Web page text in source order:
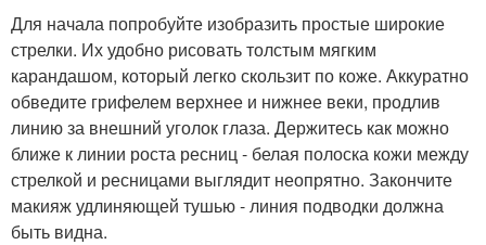
Для начала попробуйте изобразить простые широкие
стрелки. Их удобно рисовать толстым мягким
карандашом, который легко скользит по коже. Аккуратно
обведите грифелем верхнее и нижнее веки, продлив
линию за внешний уголок глаза. Держитесь как можно
ближе к линии роста ресниц - белая полоска кожи между
стрелкой и ресницами выглядит неопрятно. Закончите
макияж удлиняющей тушью - линия подводки должна
быть видна.